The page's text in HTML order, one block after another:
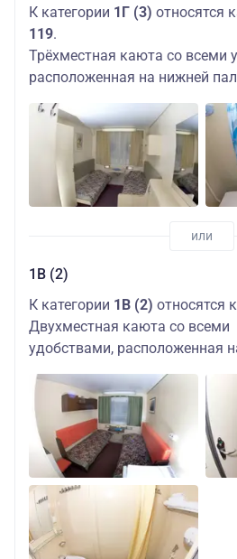
К категории 1Г (3) относятся
119.
Трёхместная каюта со всеми
расположенная на нижней
1В (2)
К категории 1В (2) относятся
Двухместная каюта со всеми
удобствами, расположенная